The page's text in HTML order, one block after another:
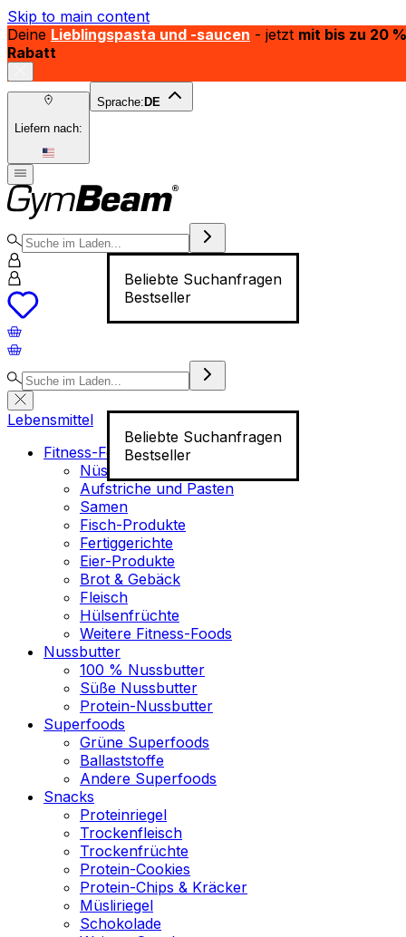
Skip to main content
Deine Lieblingspasta und -saucen - jetzt mit bis zu 20 %
Rabatt
Liefern nach:
Sprache: DE
Beliebte Suchanfragen
Bestseller
Beliebte Suchanfragen
Bestseller
Lebensmittel
Fitness-Food
Nüsse
Aufstriche und Pasten
Samen
Fisch-Produkte
Fertiggerichte
Eier-Produkte
Brot & Gebäck
Fleisch
Hülsenfrüchte
Weitere Fitness-Foods
Nussbutter
100 % Nussbutter
Süße Nussbutter
Protein-Nussbutter
Superfoods
Grüne Superfoods
Ballaststoffe
Andere Superfoods
Snacks
Proteinriegel
Trockenfleisch
Trockenfrüchte
Protein-Cookies
Protein-Chips & Kräcker
Müsliriegel
Schokolade